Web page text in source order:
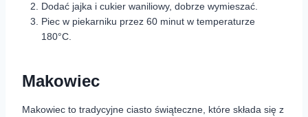
Dodać jajka i cukier waniliowy, dobrze wymieszać.
Piec w piekarniku przez 60 minut w temperaturze
180°C.
Makowiec
Makowiec to tradycyjne ciasto świąteczne, które składa się z